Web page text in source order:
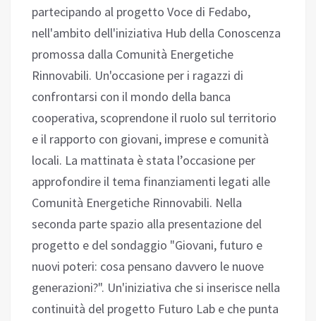
partecipando al progetto Voce di Fedabo,
nell'ambito dell'iniziativa Hub della Conoscenza
promossa dalla Comunità Energetiche
Rinnovabili. Un'occasione per i ragazzi di
confrontarsi con il mondo della banca
cooperativa, scoprendone il ruolo sul territorio
e il rapporto con giovani, imprese e comunità
locali. La mattinata è stata l’occasione per
approfondire il tema finanziamenti legati alle
Comunità Energetiche Rinnovabili. Nella
seconda parte spazio alla presentazione del
progetto e del sondaggio "Giovani, futuro e
nuovi poteri: cosa pensano davvero le nuove
generazioni?". Un'iniziativa che si inserisce nella
continuità del progetto Futuro Lab e che punta